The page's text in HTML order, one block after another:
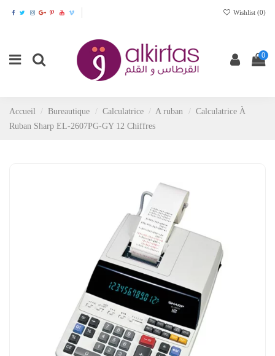
Wishlist (0)
0
Accueil Bureautique Calculatrice A ruban
Calculatrice À
Ruban Sharp EL-2607PG-GY 12 Chiffres